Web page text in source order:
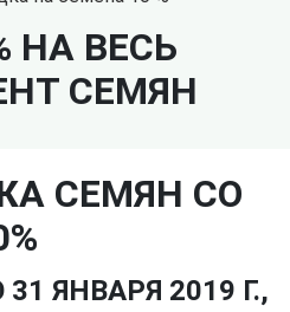
НА ВЕСЬ
СЕМЯН
СЕМЯН СО
ЯНВАРЯ 2019 Г.,